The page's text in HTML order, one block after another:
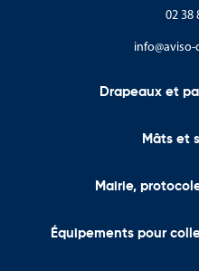
02 38
Drapeaux et
Mâts et
Mairie,
Équipements pour